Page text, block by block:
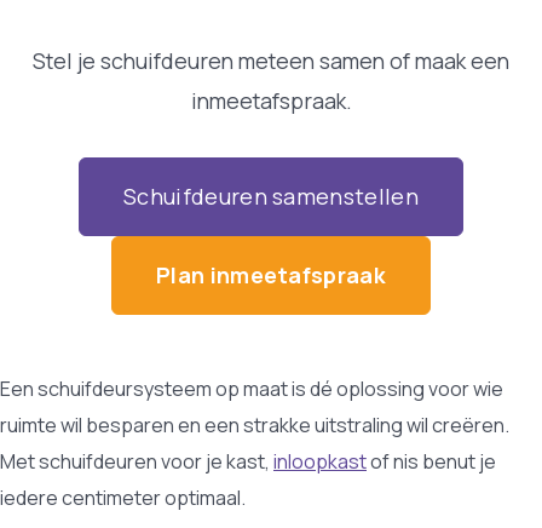
Stel je schuifdeuren meteen samen of maak een
inmeetafspraak.
Schuifdeuren samenstellen
Plan inmeetafspraak
Een schuifdeursysteem op maat is dé oplossing voor wie
ruimte wil besparen en een strakke uitstraling wil creëren.
Met schuifdeuren voor je kast, inloopkastof nis benut je
iedere centimeter optimaal.